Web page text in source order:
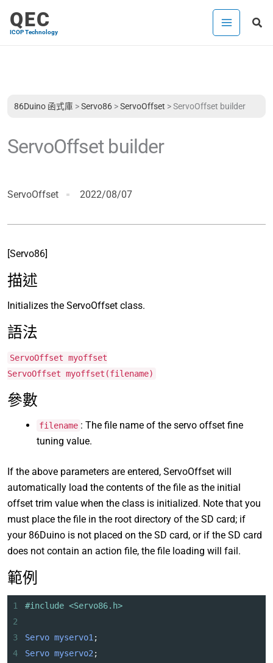
QEC
ICOP Technology
搜
86Duino 函式庫 >Servo86 >ServoOffset >ServoOffset builder
ServoOffset builder
ServoOffset 2022/08/07
[Servo86]
描述
Initializes the ServoOffset class.
語法
ServoOffset myoffset
ServoOffset myoffset(filename)
參數
filename : The file name of the servo offset fine
tuning value.
If the above parameters are entered, ServoOffset will
automatically load the contents of the file as the initial
offset trim value when the class is initialized. Note that you
must place the file in the root directory of the SD card; if
your 86Duino is not placed on the SD card, or if the SD card
does not contain an action file, the file loading will fail.
範例
1
#include <Servo86.h>
2
3
Servo myservo1 ;
4
Servo myservo2 ;